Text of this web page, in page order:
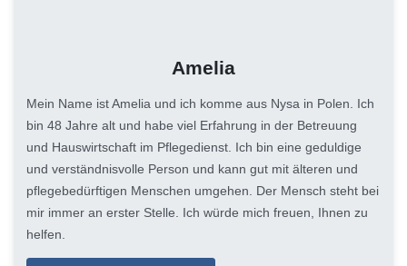
Amelia
Mein Name ist Amelia und ich komme aus Nysa in Polen. Ich
bin 48 Jahre alt und habe viel Erfahrung in der Betreuung
und Hauswirtschaft im Pflegedienst. Ich bin eine geduldige
und verständnisvolle Person und kann gut mit älteren und
pflegebedürftigen Menschen umgehen. Der Mensch steht bei
mir immer an erster Stelle. Ich würde mich freuen, Ihnen zu
helfen.